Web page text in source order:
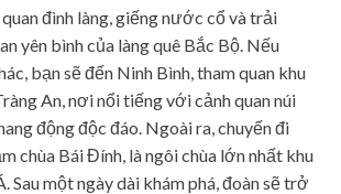
đình làng, giếng nước cổ và trải
yên bình của làng quê Bắc Bộ. Nếu
bạn sẽ đến Ninh Bình, tham quan khu
An, nơi nổi tiếng với cảnh quan núi
động độc đáo. Ngoài ra, chuyến đi
chùa Bái Đính, là ngôi chùa lớn nhất khu
Sau một ngày dài khám phá, đoàn sẽ trở